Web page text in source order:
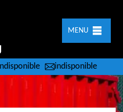
MENU
indisponible